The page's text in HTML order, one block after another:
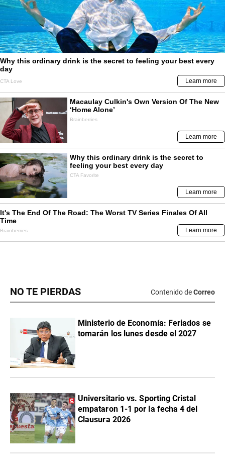
NO TE PIERDAS Contenido deCorreo
Ministerio de Economía: Feriados se
tomarán los lunes desde el 2027
Universitario vs. Sporting Cristal
empataron 1-1 por la fecha 4 del
Clausura 2026